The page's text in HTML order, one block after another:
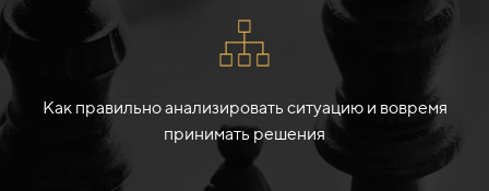
Как правильно анализировать ситуацию и вовремя
принимать решения